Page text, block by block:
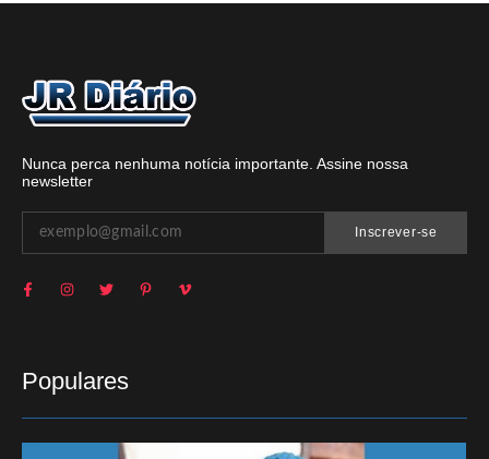
Nunca perca nenhuma notícia importante. Assine nossa
newsletter
Inscrever-se
Populares